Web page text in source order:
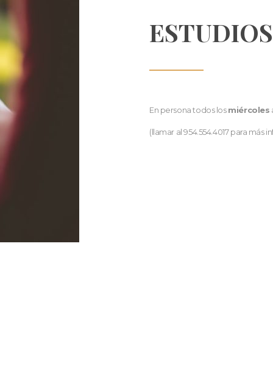
En persona todos los miércoles
(llamar al 954.554.4017 para más